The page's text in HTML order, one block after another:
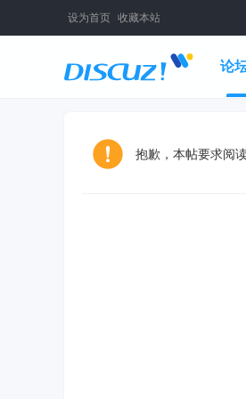
设为首页 收藏本站
论
抱歉，本帖要求阅